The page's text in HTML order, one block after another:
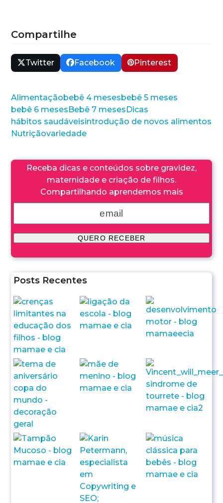
Compartilhe
Twitter Facebook Pinterest
Alimentação bebê 4 meses bebê 5 meses
bebê 6 meses Bebê 7 meses Dicas
hábitos saudáveisintrodução de novos alimentos
Nutriçãovariedade
Receba dicas e conteúdos sobre gravidez,
maternidade e criação de filhos.
Compartilhando aprendemos mais
Posts Recentes